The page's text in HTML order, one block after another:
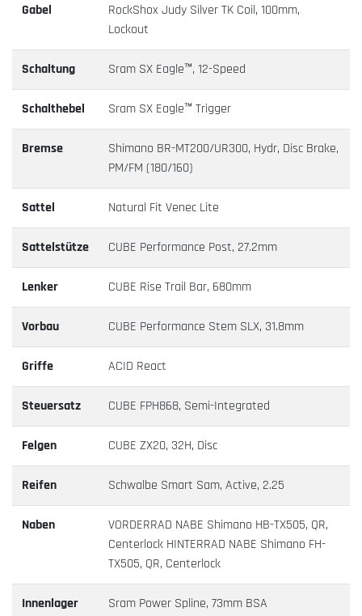
Gabel
RockShox Judy Silver TK Coil, 100mm,
Lockout
Schaltung Sram SX Eagle™, 12-Speed
Schalthebel Sram SX Eagle™ Trigger
Bremse
Shimano BR-MT200/UR300, Hydr, Disc Brake,
PM/FM (180/160)
Sattel Natural Fit Venec Lite
Sattelstütze CUBE Performance Post, 27.2mm
Lenker CUBE Rise Trail Bar, 680mm
Vorbau CUBE Performance Stem SLX, 31.8mm
Griffe ACID React
Steuersatz CUBE FPH868, Semi-Integrated
Felgen CUBE ZX20, 32H, Disc
Reifen Schwalbe Smart Sam, Active, 2.25
Naben
VORDERRAD NABE Shimano HB-TX505, QR,
Centerlock HINTERRAD NABE Shimano FH-
TX505, QR, Centerlock
Innenlager Sram Power Spline, 73mm BSA